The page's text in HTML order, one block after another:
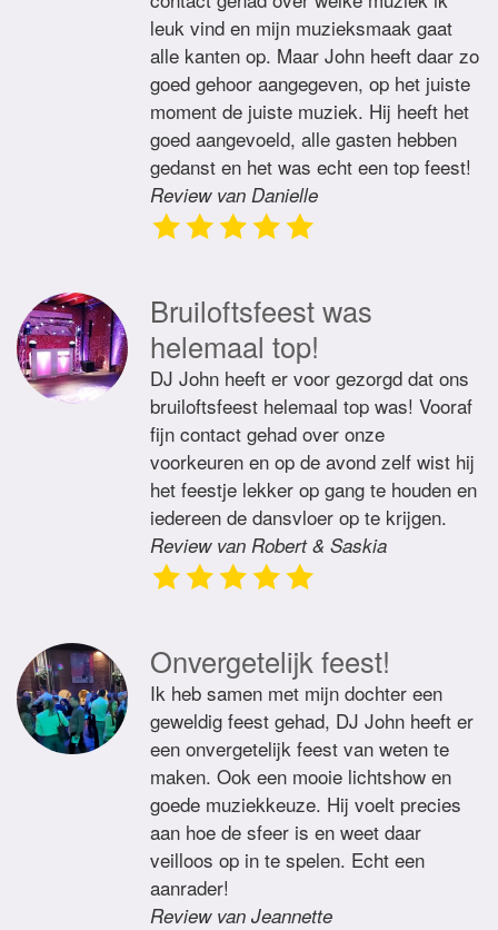
leuk vind en mijn muzieksmaak gaat
alle kanten op. Maar John heeft daar zo
goed gehoor aangegeven, op het juiste
moment de juiste muziek. Hij heeft het
goed aangevoeld, alle gasten hebben
gedanst en het was echt een top feest!
Review van Danielle
Bruiloftsfeest was
helemaal top!
DJ John heeft er voor gezorgd dat ons
bruiloftsfeest helemaal top was! Vooraf
fijn contact gehad over onze
voorkeuren en op de avond zelf wist hij
het feestje lekker op gang te houden en
iedereen de dansvloer op te krijgen.
Review van Robert & Saskia
Onvergetelijk feest!
Ik heb samen met mijn dochter een
geweldig feest gehad, DJ John heeft er
een onvergetelijk feest van weten te
maken. Ook een mooie lichtshow en
goede muziekkeuze. Hij voelt precies
aan hoe de sfeer is en weet daar
veilloos op in te spelen. Echt een
aanrader!
Review van Jeannette